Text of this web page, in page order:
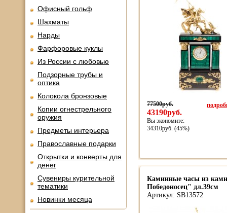
Офисный гольф
Шахматы
Нарды
Фарфоровые куклы
Из России с любовью
Подзорные трубы и
оптика
Колокола бронзовые
Копии огнестрельного
оружия
Предметы интерьера
Православные подарки
Открытки и конверты для
денег
Сувениры курительной
тематики
Новинки месяца
77500руб.
43190руб.
Вы экономите:
34310руб. (45%)
Каминные часы из
Победоносец" дл.39см
Артикул: SB13572